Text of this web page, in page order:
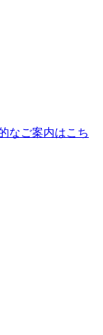
なご案内はこち